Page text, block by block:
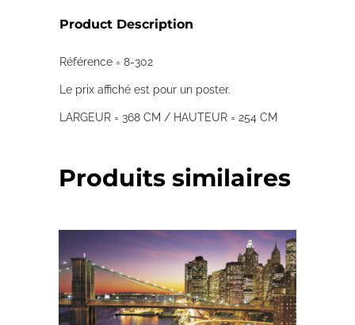
Product Description
Référence = 8-302
Le prix affiché est pour un poster.
LARGEUR = 368 CM / HAUTEUR = 254 CM
Produits similaires